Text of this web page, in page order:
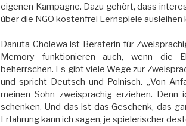
eigenen Kampagne. Dazu gehört, dass
über die NGO kostenfrei Lernspiele ausleihen
Danuta Cholewa ist Beraterin für
Memory funktionieren auch, wenn die
beherrschen. Es gibt viele Wege zur
und spricht Deutsch und Polnisch. „Von
meinen Sohn zweisprachig erziehen.
schenken. Und das ist das Geschenk, das
Erfahrung kann ich sagen, je spielerischer